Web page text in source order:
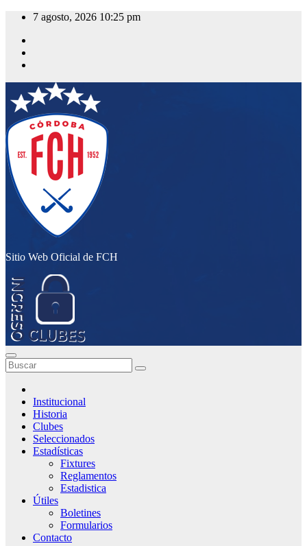
Saltar
contenido
7 agosto, 2026 10:25 pm
Sitio Web Oficial de FCH
Institucional
Historia
Clubes
Seleccionados
Estadísticas
Fixtures
Reglamentos
Estadistica
Útiles
Boletines
Formularios
Contacto